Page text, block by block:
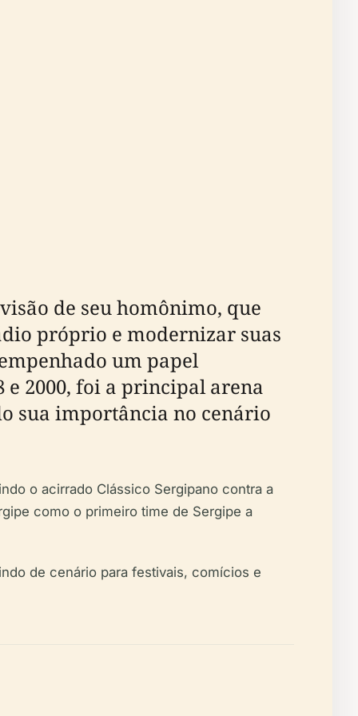
de seu homônimo, que
próprio e modernizar suas
um papel
2000, foi a principal arena
sua importância no cenário
o acirrado Clássico Sergipano contra a
como o primeiro time de Sergipe a
de cenário para festivais, comícios e